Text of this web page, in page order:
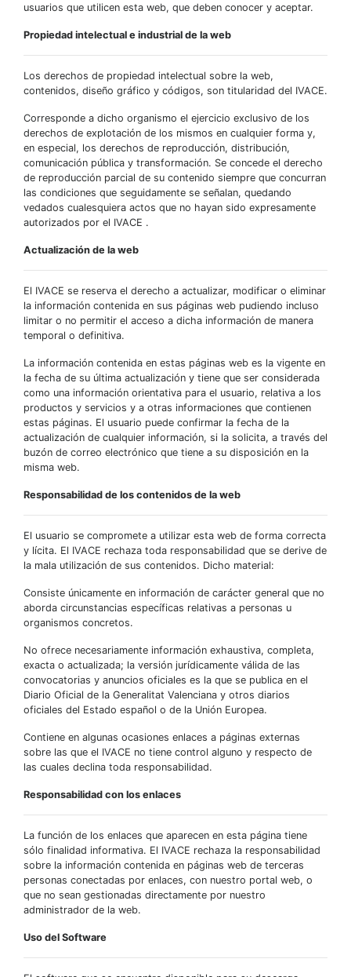
usuarios que utilicen esta web, que deben conocer y aceptar.
Propiedad intelectual e industrial de la web
Los derechos de propiedad intelectual sobre la web,
contenidos, diseño gráfico y códigos, son titularidad del IVACE.
Corresponde a dicho organismo el ejercicio exclusivo de los
derechos de explotación de los mismos en cualquier forma y,
en especial, los derechos de reproducción, distribución,
comunicación pública y transformación. Se concede el derecho
de reproducción parcial de su contenido siempre que concurran
las condiciones que seguidamente se señalan, quedando
vedados cualesquiera actos que no hayan sido expresamente
autorizados por el IVACE .
Actualización de la web
El IVACE se reserva el derecho a actualizar, modificar o eliminar
la información contenida en sus páginas web pudiendo incluso
limitar o no permitir el acceso a dicha información de manera
temporal o definitiva.
La información contenida en estas páginas web es la vigente en
la fecha de su última actualización y tiene que ser considerada
como una información orientativa para el usuario, relativa a los
productos y servicios y a otras informaciones que contienen
estas páginas. El usuario puede confirmar la fecha de la
actualización de cualquier información, si la solicita, a través del
buzón de correo electrónico que tiene a su disposición en la
misma web.
Responsabilidad de los contenidos de la web
El usuario se compromete a utilizar esta web de forma correcta
y lícita. El IVACE rechaza toda responsabilidad que se derive de
la mala utilización de sus contenidos. Dicho material:
Consiste únicamente en información de carácter general que no
aborda circunstancias específicas relativas a personas u
organismos concretos.
No ofrece necesariamente información exhaustiva, completa,
exacta o actualizada; la versión jurídicamente válida de las
convocatorias y anuncios oficiales es la que se publica en el
Diario Oficial de la Generalitat Valenciana y otros diarios
oficiales del Estado español o de la Unión Europea.
Contiene en algunas ocasiones enlaces a páginas externas
sobre las que el IVACE no tiene control alguno y respecto de
las cuales declina toda responsabilidad.
Responsabilidad con los enlaces
La función de los enlaces que aparecen en esta página tiene
sólo finalidad informativa. El IVACE rechaza la responsabilidad
sobre la información contenida en páginas web de terceras
personas conectadas por enlaces, con nuestro portal web, o
que no sean gestionadas directamente por nuestro
administrador de la web.
Uso del Software